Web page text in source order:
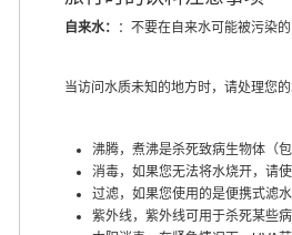
自来水： ：不要在自来水可能被污染
当访问水质未知的地方时，请处理您
沸腾，煮沸是杀死致病生物体（
消毒，如果您无法将水烧开，请
过滤，如果您使用的是便携式滤
紫外线，紫外线可用于杀死某些病